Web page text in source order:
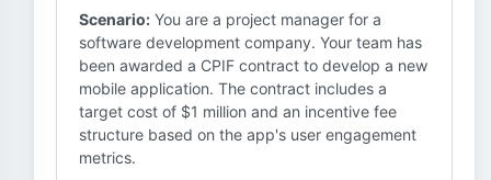
Scenario: You are a project manager for a
software development company. Your team has
been awarded a CPIF contract to develop a new
mobile application. The contract includes a
target cost of $1 million and an incentive fee
structure based on the app's user engagement
metrics.